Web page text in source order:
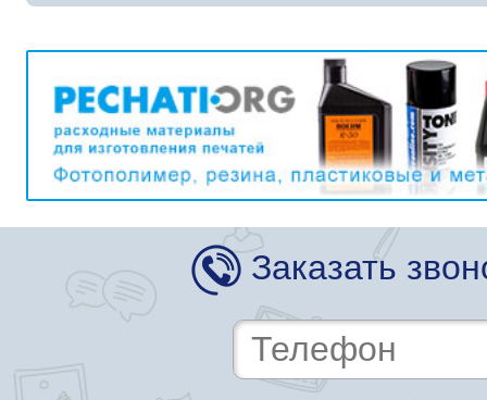
Заказать